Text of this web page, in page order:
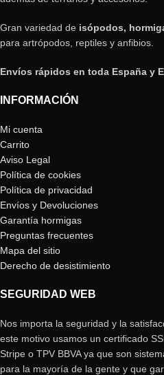
Gran variedad de isópodos,
para artrópodos, reptiles y anfibios.
Envíos rápidos en toda España y
INFORMACIÓN
Mi cuenta
Carrito
Aviso Legal
Política de cookies
Política de privacidad
Envíos y Devoluciones
Garantía hormigas
Preguntas frecuentes
Mapa del sitio
Derecho de desistimiento
SEGURIDAD WEB
Nos importa la seguridad y la
este motivo usamos un certificado
Stripe o TPV BBVA ya que son
para la mayoría de la gente y que